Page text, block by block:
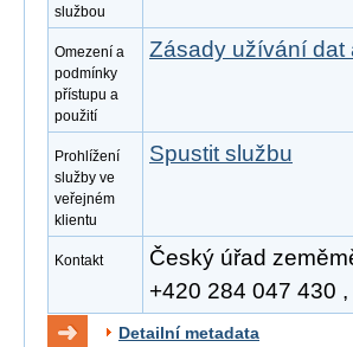
službou
Omezení a
podmínky
přístupu a
použití
Zásady užívání dat
Prohlížení
služby ve
veřejném
klientu
Spustit službu
Kontakt
Český úřad
+420 284 047 430 ,
Detailní metadata